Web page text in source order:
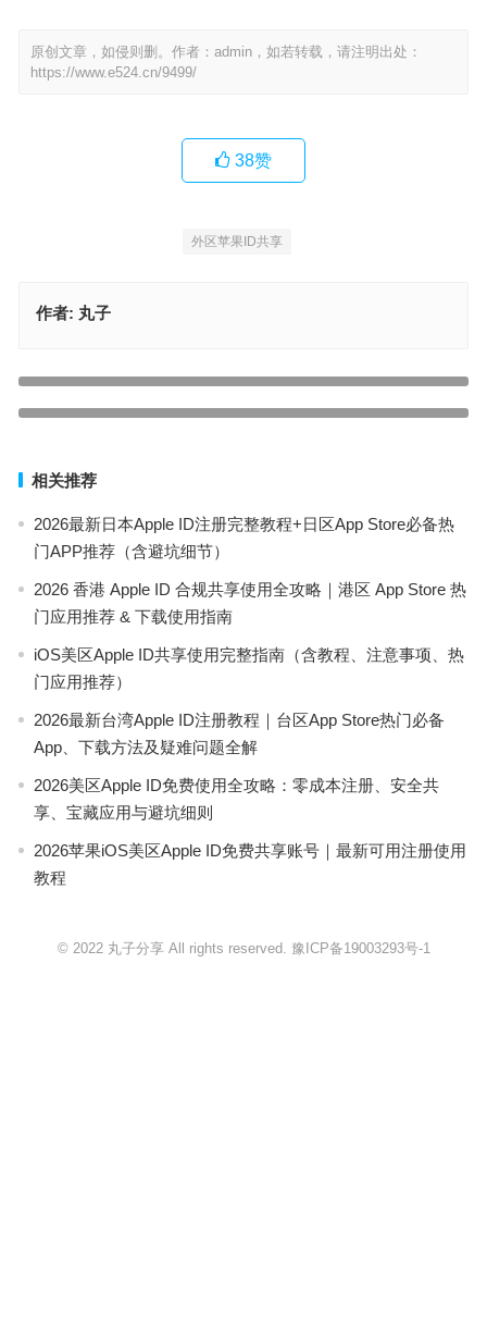
原创文章，如侵则删。作者：admin，如若转载，请注明出处：
https://www.e524.cn/9499/
38赞
外区苹果ID共享
作者: 丸子
相关推荐
2026最新日本Apple ID注册完整教程+日区App Store必备热
门APP推荐（含避坑细节）
2026 香港 Apple ID 合规共享使用全攻略｜港区 App Store 热
门应用推荐 & 下载使用指南
iOS美区Apple ID共享使用完整指南（含教程、注意事项、热
门应用推荐）
2026最新台湾Apple ID注册教程｜台区App Store热门必备
App、下载方法及疑难问题全解
2026美区Apple ID免费使用全攻略：零成本注册、安全共
享、宝藏应用与避坑细则
2026苹果iOS美区Apple ID免费共享账号｜最新可用注册使用
教程
© 2022 丸子分享 All rights reserved. 豫ICP备19003293号-1